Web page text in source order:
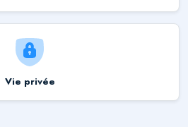
Vie privée